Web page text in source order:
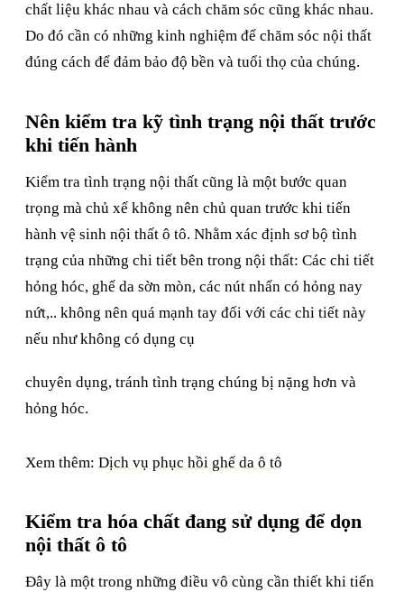
chất liệu khác nhau và cách chăm sóc cũng khác nhau.
Do đó cần có những kinh nghiệm để chăm sóc nội thất
đúng cách để đảm bảo độ bền và tuổi thọ của chúng.
Nên kiểm tra kỹ tình trạng nội thất trước
khi tiến hành
Kiểm tra tình trạng nội thất cũng là một bước quan
trọng mà chủ xế không nên chủ quan trước khi tiến
hành vệ sinh nội thất ô tô. Nhằm xác định sơ bộ tình
trạng của những chi tiết bên trong nội thất: Các chi tiết
hỏng hóc, ghế da sờn mòn, các nút nhấn có hỏng nay
nứt,.. không nên quá mạnh tay đối với các chi tiết này
nếu như không có dụng cụ
chuyên dụng, tránh tình trạng chúng bị nặng hơn và
hỏng hóc.
Xem thêm: Dịch vụ phục hồi ghế da ô tô
Kiểm tra hóa chất đang sử dụng để dọn
nội thất ô tô
Đây là một trong những điều vô cùng cần thiết khi tiến